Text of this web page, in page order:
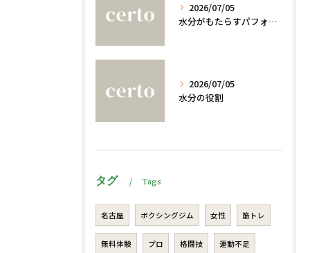
2026/07/05
水分がもたらすパフォーマンスへの影響
2026/07/05
水分の役割
タグ Tags
名古屋 ボクシングジム 女性 筋トレ
無料体験 プロ 格闘技 運動不足